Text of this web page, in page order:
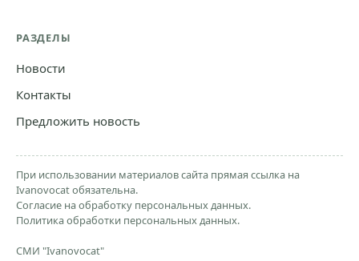
РАЗДЕЛЫ
Новости
Контакты
Предложить новость
При использовании материалов сайта прямая ссылка на
Ivanovocat обязательна.
Согласие на обработку персональных данных.
Политика обработки персональных данных.
СМИ "Ivanovocat"